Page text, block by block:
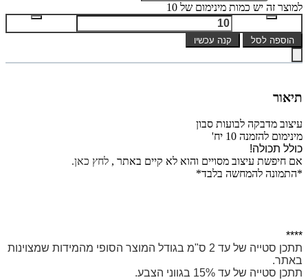
למוצר זה יש כמות מינימום של 10
הוספה לסל קנה עכשיו
תיאור
עיצוב מדבקה לבועות סבון
מינימום להזמנה 10 יח'
כולל תכולה!
אם חיפשת עיצוב מסויים והוא לא קיים באתר , לחץ כאן.
*התמונה להמחשה בלבד*
****
תתכן סטייה של עד 2 ס"מ בגודל המוצר הסופי מהמידות שמצוינות
באתר.
תתכן סטייה של עד 15% בגווני הצבע.